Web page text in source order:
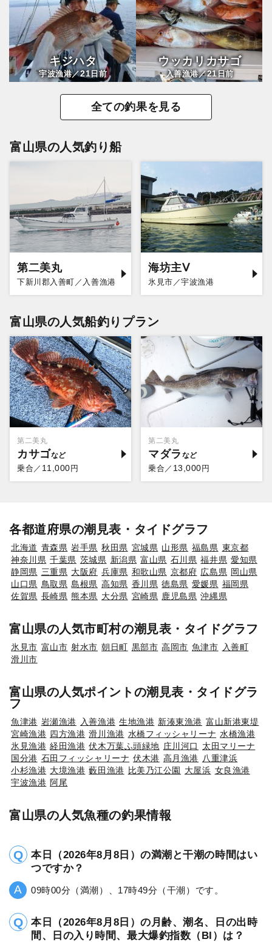
キジハタ
宇波漁港／21日前
ウッカリカサゴ
入善漁港／21日前
全ての釣果を見る
富山県の人気釣り船
第二美丸
下新川郡入善町／入善漁港
海坊主Ⅴ
氷見市／宇波漁港
富山県の人気船釣りプラン
第二美丸
カサゴ
乗合／ 11,000円
第二美丸
マダラ
乗合／ 13,000円
各都道府県の潮見表・タイドグラフ
北海道 青森県 岩手県 秋田県 宮城県 山形県 福島県 東京都
神奈川県 千葉県 茨城県 新潟県 富山県 石川県 福井県 愛知県
静岡県 三重県 大阪府 兵庫県 和歌山県 京都府 広島県 岡山県
山口県 鳥取県 島根県 高知県 香川県 徳島県 愛媛県 福岡県
佐賀県 長崎県 熊本県 大分県 宮崎県 鹿児島県 沖縄県
富山県の人気市町村の潮見表・タイドグラフ
氷見市 富山市 射水市 朝日町 黒部市 高岡市 魚津市
入善町
滑川市
富山県の人気ポイントの潮見表・タイドグラ
フ
魚津港 岩瀬漁港 入善漁港 生地漁港 新湊東漁港 富山新港東堤
宮崎漁港 四方漁港 滑川漁港 水橋フィッシャリーナ 水橋漁港
氷見漁港 経田漁港 伏木万葉ふ頭緑地 庄川河口
太田マリーナ
国分港 石田フィッシャリーナ 伏木港 高月漁港 八重津浜
小杉漁港 大境漁港 藪田漁港 比美乃江公園 大屋浜 女良漁港
宇波漁港 阿尾
富山県の人気魚種の釣果情報
本日（2026年8月8日）の満潮と干潮の時間はい
つですか？
09時00分（満潮）、17時49分（干潮）です。
本日（2026年8月8日）の月齢、潮名、日の出時
間、日の入り時間、最大爆釣指数（BI）は？